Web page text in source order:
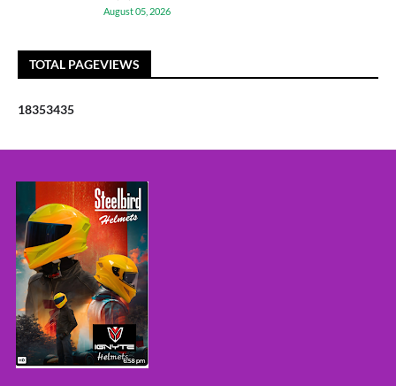
August 05, 2026
TOTAL PAGEVIEWS
18353435